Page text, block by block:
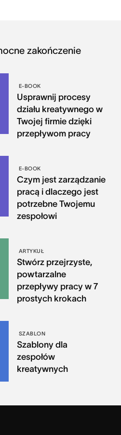
zakończenie
E-BOOK
Usprawnij procesy
działu kreatywnego w
Twojej firmie dzięki
przepływom pracy
E-BOOK
Czym jest zarządzanie
pracą i dlaczego jest
potrzebne Twojemu
zespołowi
ARTYKUŁ
Stwórz przejrzyste,
powtarzalne
przepływy pracy w 7
prostych krokach
SZABLON
Szablony dla
zespołów
kreatywnych